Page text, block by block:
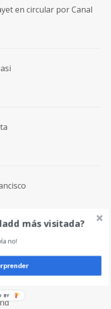
en circular por Canal
más visitada?
no!
BY